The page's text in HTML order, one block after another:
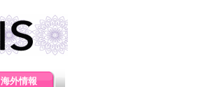
海外情報